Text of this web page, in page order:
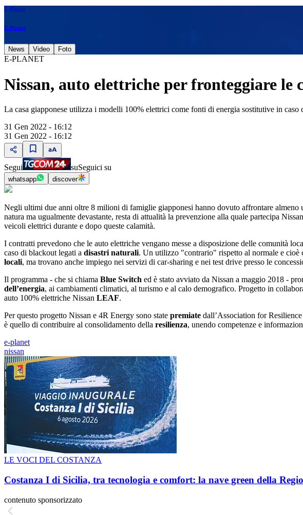
E-Planet
E-Planet
News Video Foto
E-PLANET
Nissan, auto elettriche per fronteggiare le
La casa giapponese utilizza i modelli 100% elettrici come fonti di energia sostitutive in caso
31 Gen 2022 - 16:12
31 Gen 2022 - 16:12
Segui suSeguici su
whatsapp discover
Negli ultimi due anni oltre 8 milioni di famiglie giapponesi hanno dovuto affrontare almeno
natura ma ugualmente devastante, resta di attualità la prevenzione alla quale partecipa
veicoli elettrici durante e dopo queste calamità.
I contratti prevedono che le auto elettriche vengano messe a disposizione delle comunità
caso di blackout legati a disastri naturali. Un utilizzo "contrario" rispetto al normale e cioè
locali, ma trovano anche impiego nei servizi di car-sharing e nei test drive presso le
Il programma - che si chiama Blue Switch ed è stato avviato da Nissan a maggio 2018 -
dell’energia, ai cambiamenti climatici, al turismo e al calo demografico. Progetto in
auto 100% elettriche Nissan LEAF.
Per questo progetto Nissan e 4R Energy sono state premiate dall’Association for
è quello di contribuire al consolidamento della resilienza, unendo competenze e
e-planet
nissan
LE VOCI DEL COSTANZA
Costanza I di Sicilia, tra tecnologia e comfort: la nave green della
contenuto sponsorizzato